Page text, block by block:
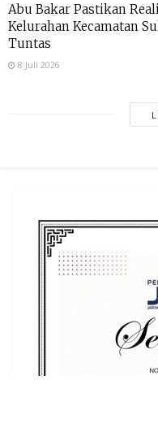
Abu Bakar Pastikan
Kelurahan Kecamatan
Tuntas
8 Juli 2026